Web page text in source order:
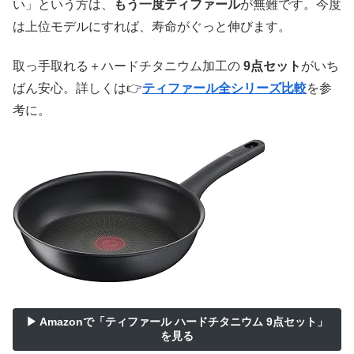
い」という方は、 もう一度ティファールが無難です。今度
は上位モデルにすれば、寿命がぐっと伸びます。
取っ手取れる＋ハードチタニウム加工の 9点セット がいち
ばん安心。詳しくは👉ティファール全シリーズ比較を参
考に。
▶ Amazonで「ティファール ハードチタニウム 9点セット」
を見る